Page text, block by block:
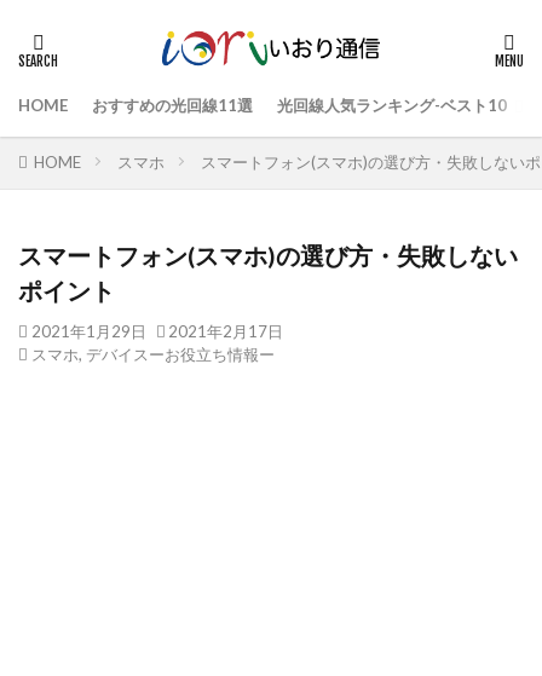
HOME おすすめの光回線11選 光回線人気ランキング-ベスト10
HOME スマホ スマートフォン(スマホ)の選び方・失敗しない
スマートフォン(スマホ)の選び方・失敗しない
ポイント
2021年1月29日
2021年2月17日
スマホ, デバイスーお役立ち情報ー